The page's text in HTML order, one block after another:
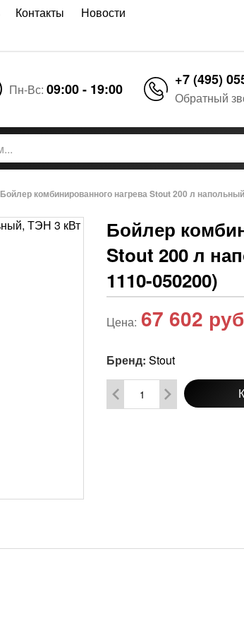
Контакты
Новости
Пн-Вс: 09:00 - 19:00
+7 (495)
Обратный
Бойлер комбинированного нагрева Stout 200 л
Бойлер
Stout 200 л
1110-050200)
Цена: 67 602
Бренд: Stout